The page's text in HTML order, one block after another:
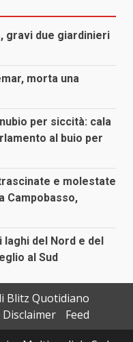
gravi due giardinieri
morta una
per siccità: cala
al buio per
e molestate
Campobasso,
laghi del Nord e del
al Sud
Blitz Quotidiano
Disclaimer
Feed